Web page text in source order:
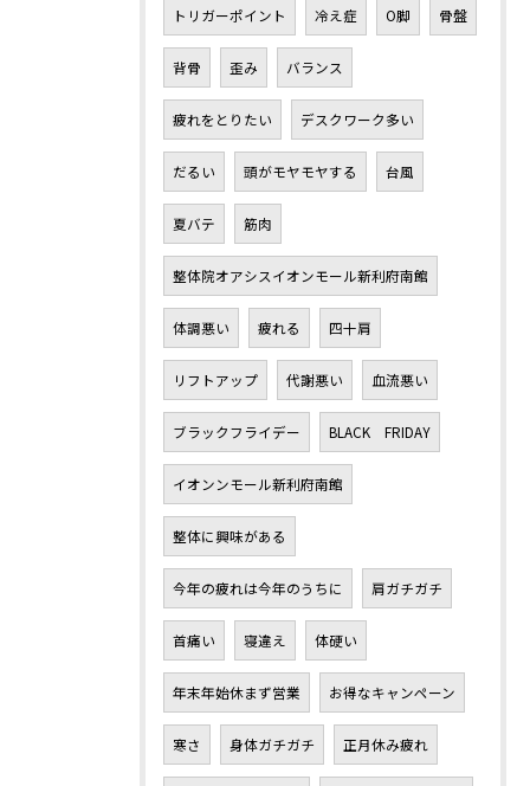
トリガーポイント 冷え症 O脚 骨盤
背骨 歪み バランス
疲れをとりたい デスクワーク多い
だるい 頭がモヤモヤする 台風
夏バテ 筋肉
整体院オアシスイオンモール新利府南館
体調悪い 疲れる 四十肩
リフトアップ 代謝悪い 血流悪い
ブラックフライデー BLACK FRIDAY
イオンンモール新利府南館
整体に興味がある
今年の疲れは今年のうちに 肩ガチガチ
首痛い 寝違え 体硬い
年末年始休まず営業 お得なキャンペーン
寒さ 身体ガチガチ 正月休み疲れ